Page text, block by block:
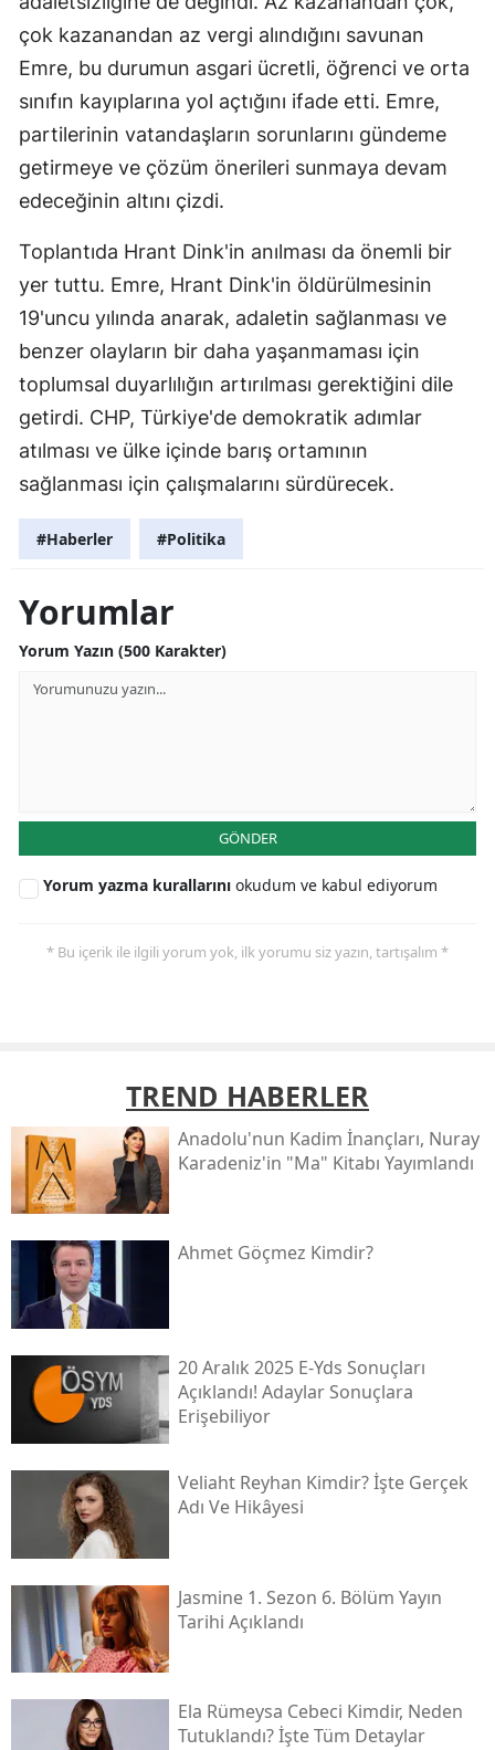
çok kazanandan az vergi alındığını savunan
Emre, bu durumun asgari ücretli, öğrenci ve orta
sınıfın kayıplarına yol açtığını ifade etti. Emre,
partilerinin vatandaşların sorunlarını gündeme
getirmeye ve çözüm önerileri sunmaya devam
edeceğinin altını çizdi.
Toplantıda Hrant Dink'in anılması da önemli bir
yer tuttu. Emre, Hrant Dink'in öldürülmesinin
19'uncu yılında anarak, adaletin sağlanması ve
benzer olayların bir daha yaşanmaması için
toplumsal duyarlılığın artırılması gerektiğini dile
getirdi. CHP, Türkiye'de demokratik adımlar
atılması ve ülke içinde barış ortamının
sağlanması için çalışmalarını sürdürecek.
#Haberler #Politika
Yorumlar
Yorum Yazın (500 Karakter)
GÖNDER
Yorum yazma kurallarını okudum ve kabul ediyorum
* Bu içerik ile ilgili yorum yok, ilk yorumu siz yazın, tartışalım *
TREND HABERLER
Anadolu'nun Kadim İnançları, Nuray
Karadeniz'in "ma" Kitabı Yayımlandı
Ahmet Göçmez Kimdir?
20 Aralık 2025 E-Yds Sonuçları
Açıklandı! Adaylar Sonuçlara
Erişebiliyor
Veliaht Reyhan Kimdir? İşte Gerçek
Adı Ve Hikâyesi
Jasmine 1. Sezon 6. Bölüm Yayın
Tarihi Açıklandı
Ela Rümeysa Cebeci Kimdir, Neden
Tutuklandı? İşte Tüm Detaylar